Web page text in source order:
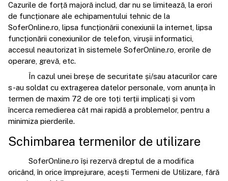
Cazurile de forță majoră includ, dar nu se limitează, la erori
de funcționare ale echipamentului tehnic de la
SoferOnline.ro, lipsa funcționării conexiunii la internet, lipsa
funcționării conexiunilor de telefon, virușii informatici,
accesul neautorizat în sistemele SoferOnline.ro, erorile de
operare, grevă, etc.
În cazul unei breșe de securitate și/sau atacurilor care
s-au soldat cu extragerea datelor personale, vom anunța în
termen de maxim 72 de ore toți terții implicați și vom
încerca remedierea cât mai rapidă a problemelor, pentru a
minimiza pierderile.
Schimbarea termenilor de utilizare
SoferOnline.ro își rezervă dreptul de a modifica
oricând, în orice împrejurare, acești Termeni de Utilizare, fără